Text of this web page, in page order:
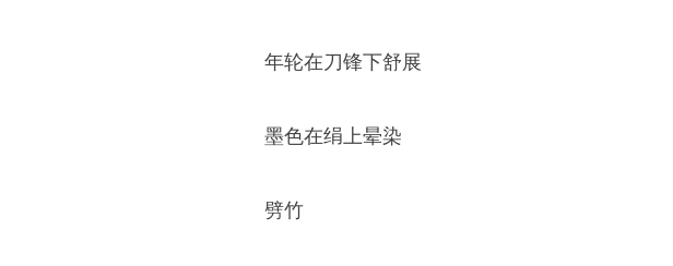
年轮在刀锋下舒展
墨色在绢上晕染
劈竹